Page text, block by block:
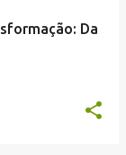
Da